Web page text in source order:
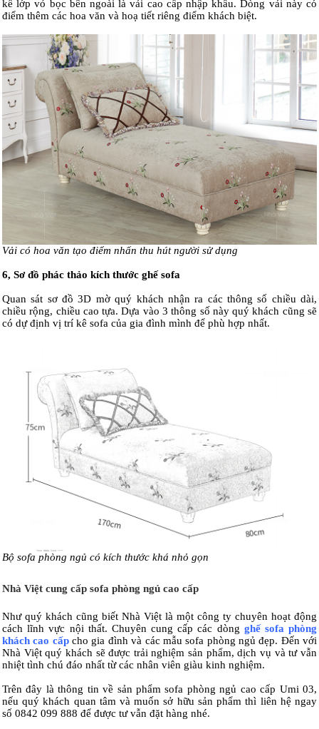
kế lớp vỏ bọc bên ngoài là vải cao cấp nhập khẩu. Dòng vải này có
điểm thêm các hoa văn và hoạ tiết riêng điểm khách biệt.
Vải có hoa văn tạo điểm nhấn thu hút người sử dụng
6, Sơ đồ phác thảo kích thước ghế sofa
Quan sát sơ đồ 3D mờ quý khách nhận ra các thông số chiều dài,
chiều rộng, chiều cao tựa. Dựa vào 3 thông số này quý khách cũng sẽ
có dự định vị trí kê sofa của gia đình mình để phù hợp nhất.
Bộ sofa phòng ngủ có kích thước khá nhỏ gọn
Nhà Việt cung cấp sofa phòng ngủ cao cấp
Như quý khách cũng biết Nhà Việt là một công ty chuyên hoạt động
cách lĩnh vực nội thất. Chuyên cung cấp các dòng ghế sofa phòng
khách cao cấpcho gia đình và các mẫu sofa phòng ngủ đẹp. Đến với
Nhà Việt quý khách sẽ được trải nghiệm sản phẩm, dịch vụ và tư vẫn
nhiệt tình chú đáo nhất từ các nhân viên giàu kinh nghiệm.
Trên đây là thông tin về sản phẩm sofa phòng ngủ cao cấp Umi 03,
nếu quý khách quan tâm và muốn sở hữu sản phẩm thì liên hệ ngay
số 0842 099 888 để được tư vẫn đặt hàng nhé.